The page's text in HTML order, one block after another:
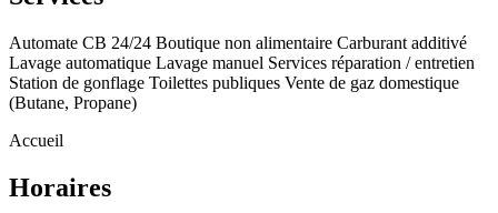
Automate CB 24/24 Boutique non alimentaire Carburant additivé
Lavage automatique Lavage manuel Services réparation / entretien
Station de gonflage Toilettes publiques Vente de gaz domestique
(Butane, Propane)
Accueil
Horaires